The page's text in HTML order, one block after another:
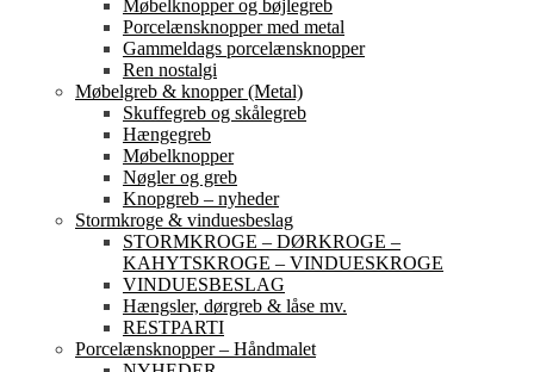
Møbelknopper og bøjlegreb
Porcelænsknopper med metal
Gammeldags porcelænsknopper
Ren nostalgi
Møbelgreb & knopper (Metal)
Skuffegreb og skålegreb
Hængegreb
Møbelknopper
Nøgler og greb
Knopgreb – nyheder
Stormkroge & vinduesbeslag
STORMKROGE – DØRKROGE –
KAHYTSKROGE – VINDUESKROGE
VINDUESBESLAG
Hængsler, dørgreb & låse mv.
RESTPARTI
Porcelænsknopper – Håndmalet